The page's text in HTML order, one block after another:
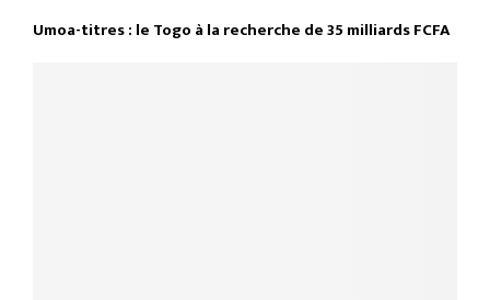
Umoa-titres : le Togo à la recherche de 35 milliards FCFA